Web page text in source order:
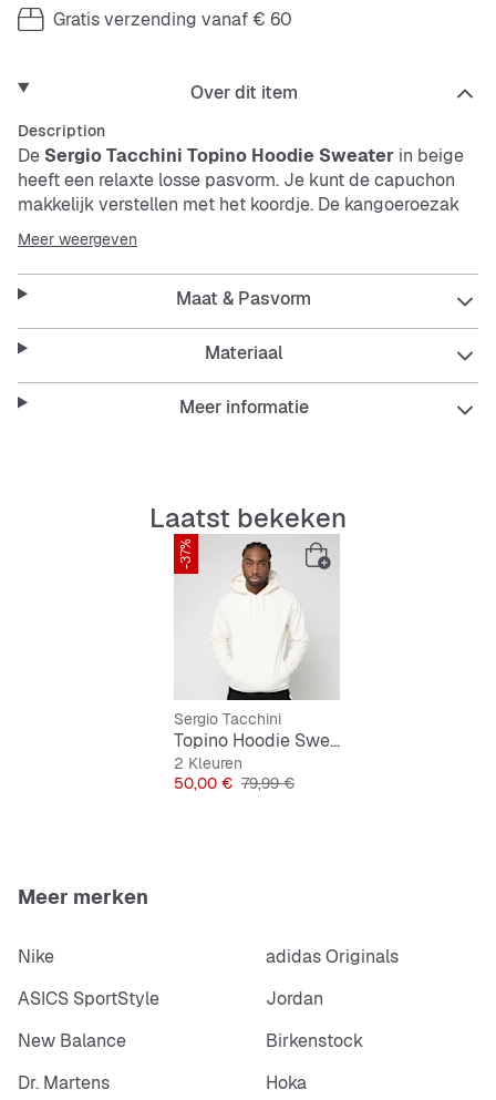
Gratis verzending vanaf € 60
Over dit item
Description
De Sergio Tacchini Topino Hoodie Sweater in beige
heeft een relaxte losse pasvorm. Je kunt de capuchon
makkelijk verstellen met het koordje. De kangoeroezak
houdt je handen warm of biedt plek voor kleine spullen.
De hoodie is stevig en makkelijk in onderhoud – perfect
voor elke dag.
Features:
Kangoeroezak voor comfort en opbergruimte
Stevig en makkelijk te onderhouden
Beige kleur voor veelzijdige combinaties
Meer weergeven
Maat & Pasvorm
Materiaal
Meer informatie
Laatst bekeken
-37%
Sergio Tacchini
Topino Hoodie Sweater
2 Kleuren
Prijs
50,00 € Originele Prijs
79,99 €
Meer merken
Nike
adidas Originals
ASICS SportStyle
Jordan
New Balance
Birkenstock
Dr. Martens
Hoka